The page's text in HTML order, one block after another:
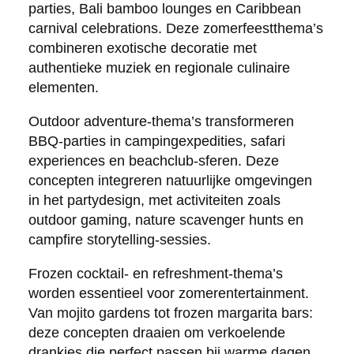
parties, Bali bamboo lounges en Caribbean
carnival celebrations. Deze zomerfeestthema’s
combineren exotische decoratie met
authentieke muziek en regionale culinaire
elementen.
Outdoor adventure-thema’s transformeren
BBQ-parties in campingexpedities, safari
experiences en beachclub-sferen. Deze
concepten integreren natuurlijke omgevingen
in het partydesign, met activiteiten zoals
outdoor gaming, nature scavenger hunts en
campfire storytelling-sessies.
Frozen cocktail- en refreshment-thema’s
worden essentieel voor zomerentertainment.
Van mojito gardens tot frozen margarita bars:
deze concepten draaien om verkoelende